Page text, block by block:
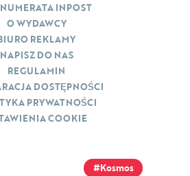
Kosmos
INPOST
O WYDAWCY
REKLAMY
NAPISZ DO NAS
REGULAMIN
DOSTĘPNOŚCI
PRYWATNOŚCI
COOKIE